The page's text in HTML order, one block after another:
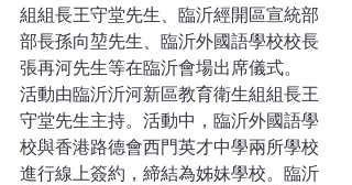
組組長王守堂先生、臨沂經開區宣統部
部長孫向堃先生、臨沂外國語學校校長
張再河先生等在臨沂會場出席儀式。
活動由臨沂沂河新區教育衛生組組長王
守堂先生主持。活動中，臨沂外國語學
校與香港路德會西門英才中學兩所學校
進行線上簽約，締結為姊妹學校。臨沂